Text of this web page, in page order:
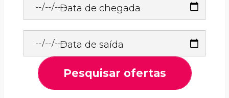
Data de chegada
Data de saída
Pesquisar ofertas